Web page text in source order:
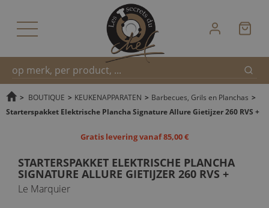
Snel
> BOUTIQUE > KEUKENAPPARATEN > Barbecues, Grils en Planchas >
Starterspakket Elektrische Plancha Signature Allure Gietijzer 260 RVS +
Gratis levering vanaf 85,00 €
STARTERSPAKKET ELEKTRISCHE PLANCHA
SIGNATURE ALLURE GIETIJZER 260 RVS +
Le Marquier